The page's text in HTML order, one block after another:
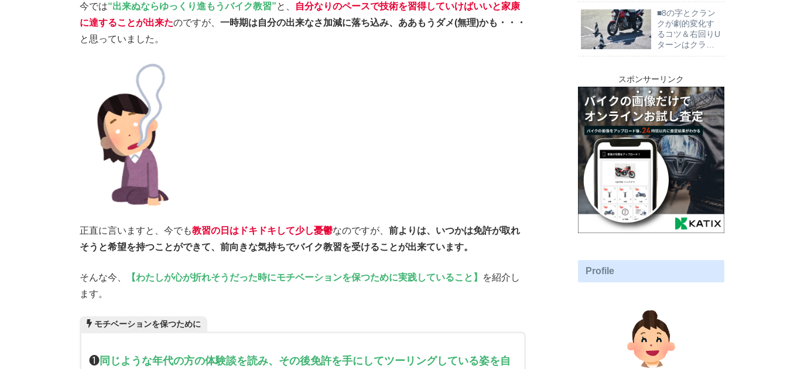
今では“出来ぬならゆっくり進もうバイク教習”と、 自分なりのペースで技術を習得していけばいいと家康
に達することが出来たのですが、 一時期は自分の出来なさ加減に落ち込み、ああもうダメ(無理)かも・・・
と思っていました。
正直に言いますと、今でも教習の日はドキドキして少し憂鬱なのですが、 前よりは、 いつかは免許が取れ
そうと希望を持つことができて、前向きな気持ちでバイク教習を受けることが出来ています。
そんな今、 【わたしが心が折れそうだった時にモチベーションを保つために実践していること 】
を紹介し
ます。
モチベーションを保つために
❶同じような年代の方の体験談を読み、その後免許を手にしてツーリングしている姿を自
■8の字とクラン
クが劇的変化す
るコツ＆右回りU
ターンはクラン
スポンサーリンク
Profile